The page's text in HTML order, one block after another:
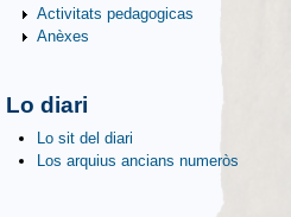
Activitats pedagogicas
Anèxes
Lo diari
Lo sit del diari
Los arquius ancians numeròs